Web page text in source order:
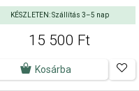
KÉSZLETEN: Szállítás 3–5 nap
15 500 Ft
Kosárba